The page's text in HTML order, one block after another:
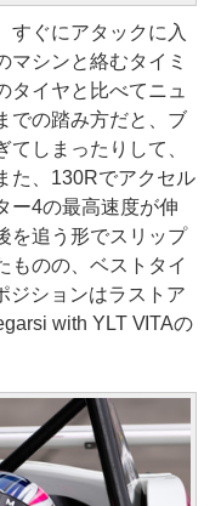
ぐにアタックに入
マシンと絡むタイミ
タイヤと比べてニュ
での踏み方だと、ブ
しまったりして、
た、130Rでアクセル
ー4の最高速度が伸
を追う形でスリップ
ものの、ベストタイ
ジションはラストア
with YLT VITAの